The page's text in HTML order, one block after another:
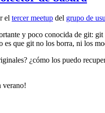
el tercer meetup del grupo de
y poco conocida de git:
que git no los borra, ni los
¿cómo los puedo
verano!